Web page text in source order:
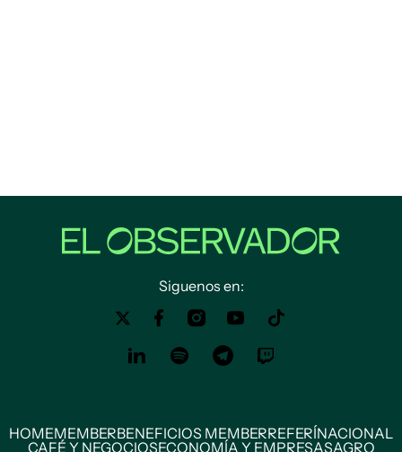
Siguenos en:
HOMEMEMBERBENEFICIOS MEMBERREFERÍNACIONAL
CAFÉ Y NEGOCIOSECONOMÍA Y EMPRESASAGRO